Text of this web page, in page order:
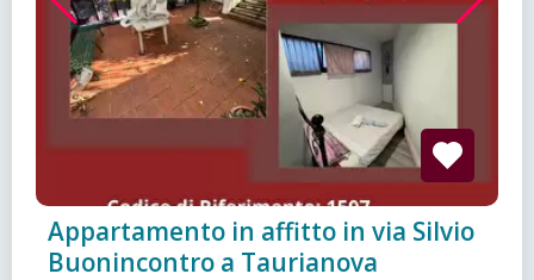
Appartamento in affitto in via Silvio
Buonincontro a Taurianova